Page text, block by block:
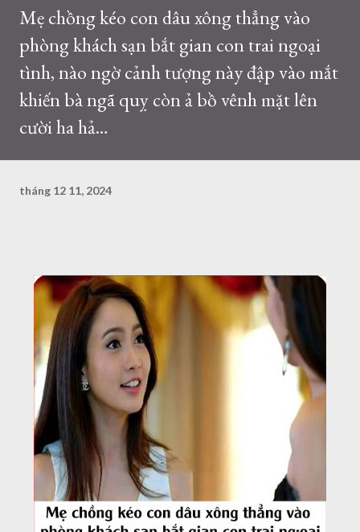
Mẹ chồng kéo con dâu xông thẳng vào
phòng khách sạn bắt gian con trai ngoại
tình, nào ngờ cảnh tượng này đập vào mắt
khiến bà ngã quỵ còn ả bồ vênh mặt lên
cười ha hả…
tháng 12 11, 2024